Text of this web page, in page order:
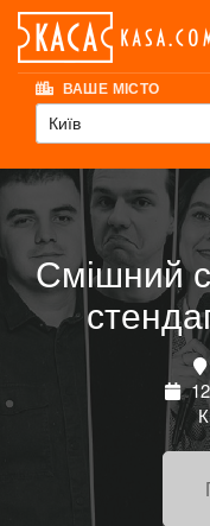
ВАШЕ МІСТО
Київ
Смішний
12